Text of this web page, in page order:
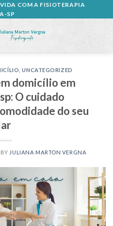
VIDA COM A FISIOTERAPIA
SP
,UNCATEGORIZED
domicílio em
O cuidado
do seu
BY JULIANA MARTON VERGNA